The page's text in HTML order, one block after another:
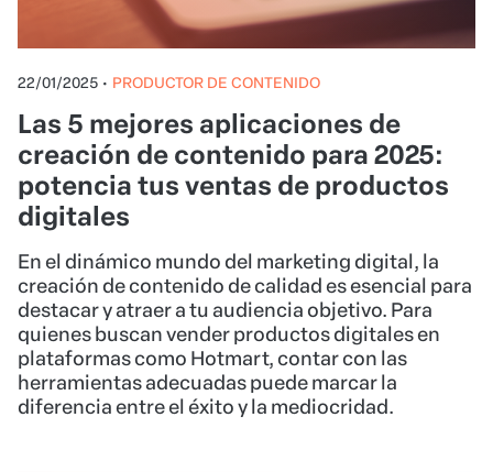
22/01/2025 • PRODUCTOR DE CONTENIDO
Las 5 mejores aplicaciones de
creación de contenido para 2025:
potencia tus ventas de productos
digitales
En el dinámico mundo del marketing digital, la
creación de contenido de calidad es esencial para
destacar y atraer a tu audiencia objetivo. Para
quienes buscan vender productos digitales en
plataformas como Hotmart, contar con las
herramientas adecuadas puede marcar la
diferencia entre el éxito y la mediocridad.